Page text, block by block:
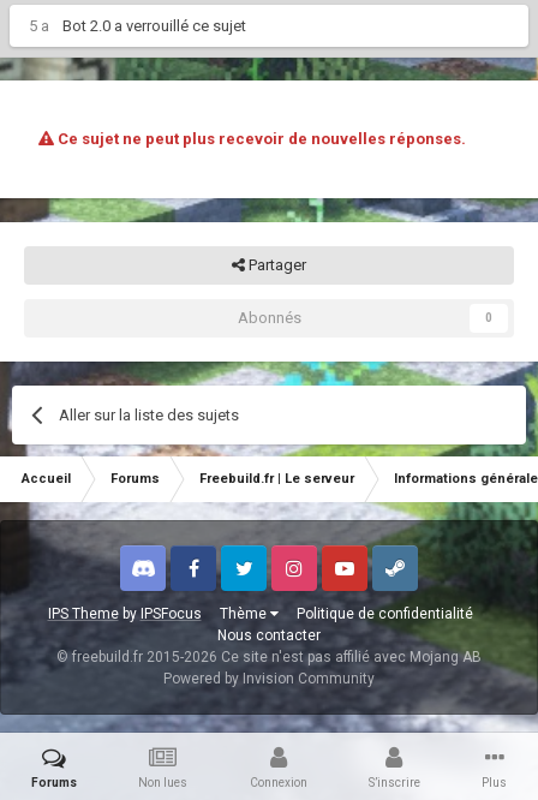
5 a Bot 2.0 a verrouillé ce sujet
Ce sujet ne peut plus recevoir de nouvelles réponses.
Partager
Abonnés 0
Aller sur la liste des sujets
Accueil Forums Freebuild.fr | Le serveur Informations
IPS Themeby IPSFocus Thème
Politique de confidentialité
Nous contacter
Discord FacebookTwitter InstagramYoutubeSteam
© freebuild.fr 2015-2026 Ce site n'est pas affilié avec Mojang AB
Powered by Invision Community
Forums Non lues Connexion S’inscrire Plus